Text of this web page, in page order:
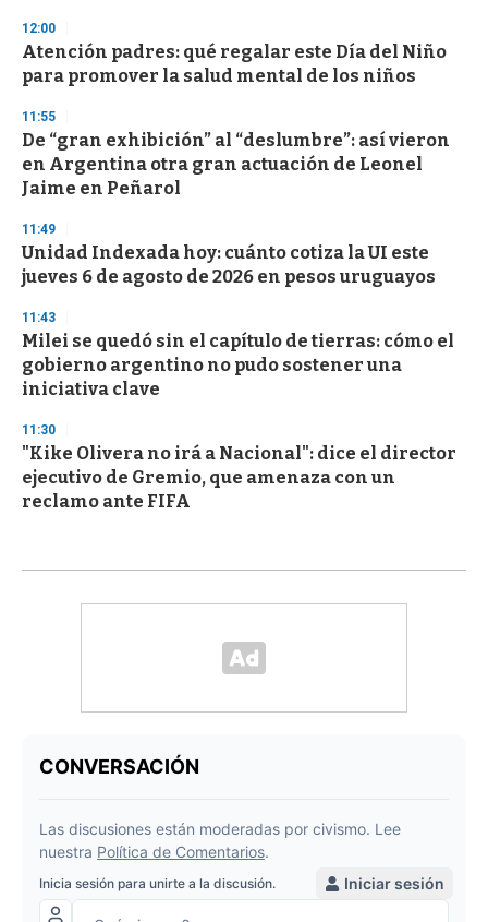
12:00
Atención padres: qué regalar este Día del Niño
para promover la salud mental de los niños
11:55
De “gran exhibición” al “deslumbre”: así vieron
en Argentina otra gran actuación de Leonel
Jaime en Peñarol
11:49
Unidad Indexada hoy: cuánto cotiza la UI este
jueves 6 de agosto de 2026 en pesos uruguayos
11:43
Milei se quedó sin el capítulo de tierras: cómo el
gobierno argentino no pudo sostener una
iniciativa clave
11:30
"Kike Olivera no irá a Nacional": dice el director
ejecutivo de Gremio, que amenaza con un
reclamo ante FIFA